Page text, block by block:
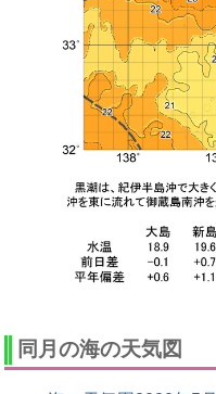
同月の海の天気図